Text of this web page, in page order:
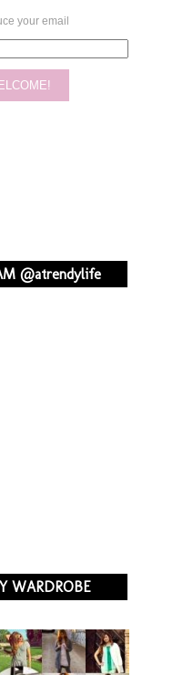
your email
@atrendylife
WARDROBE